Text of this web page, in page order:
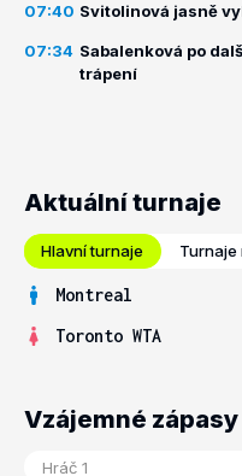
07:40 Svitolinová jasně
07:34 Sabalenková po
trápení
Aktuální turnaje
Hlavní turnaje Turnaje
Montreal
Toronto WTA
Vzájemné zápasy